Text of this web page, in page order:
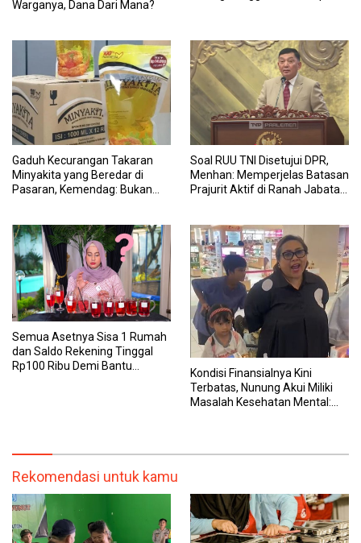
Warganya, Dana Dari Mana?
Gaduh Kecurangan Takaran
Minyakita yang Beredar di
Pasaran, Kemendag: Bukan
Soal RUU TNI Disetujui DPR,
Menhan: Memperjelas Batasan
Prajurit Aktif di Ranah Jabatan
Semua Asetnya Sisa 1 Rumah
dan Saldo Rekening Tinggal
Rp100 Ribu Demi Bantu
Kondisi Finansialnya Kini
Terbatas, Nunung Akui Miliki
Masalah Kesehatan Mental:
Rekomendasi untuk kamu